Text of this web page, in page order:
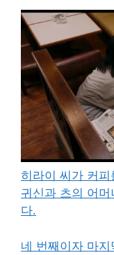
히라이 씨가 커
귀신과 츠의 어
다.
네 번째이자 마